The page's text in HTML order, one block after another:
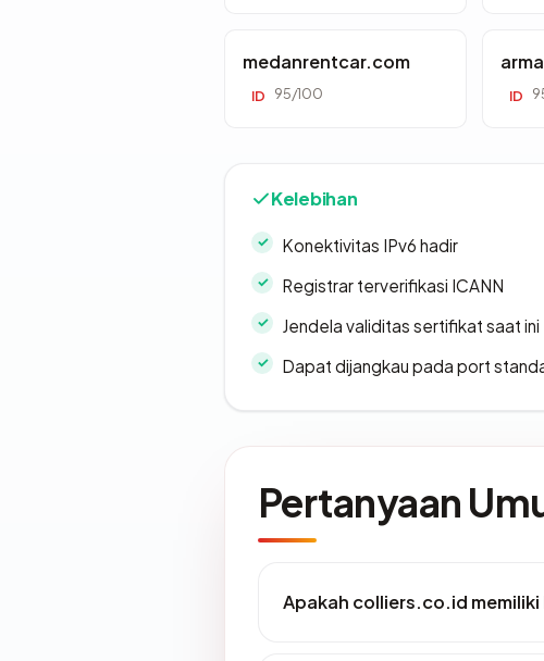
medanrentcar.com
ID 95/100 ID
Kelebihan
Konektivitas IPv6 hadir
Registrar terverifikasi ICANN
Jendela validitas sertifikat saat ini
Dapat dijangkau pada port
Pertanyaan
Apakah colliers.co.id memiliki